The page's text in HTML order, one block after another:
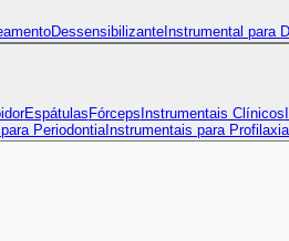
Dessensibilizante Instrumental para
Espátulas Fórceps Instrumentais Clínicos
Periodontia Instrumentais para Profilaxia